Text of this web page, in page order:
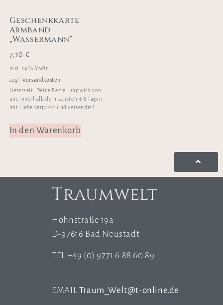
Geschenkkarte
Armband
„Wassermann“
7,10 €
inkl. 19 % MwSt.
zzgl.Versandkosten
Lieferzeit: Deine Bestellung wird von
uns innerhalb der nächsten 4-8 Tagen
mit Liebe verpackt und versendet!
In den Warenkorb
Traumwelt
Hohnstraße 19a
D-97616 Bad Neustadt
TEL +49 (0) 9771 6 88 60 89
EMAIL Traum_Welt@t-online.de